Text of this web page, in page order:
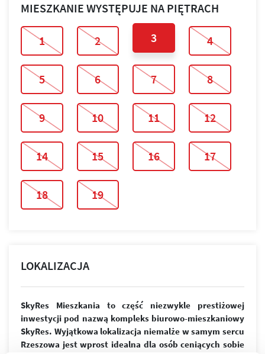
MIESZKANIE WYSTĘPUJE NA PIĘTRACH
1 2 3 4
5 6 7 8
9 10 11 12
14 15 16 17
18 19
LOKALIZACJA
SkyRes Mieszkania to część niezwykle prestiżowej
inwestycji pod nazwą kompleks biurowo-mieszkaniowy
SkyRes. Wyjątkowa lokalizacja niemalże w samym sercu
Rzeszowa jest wprost idealna dla osób ceniących sobie